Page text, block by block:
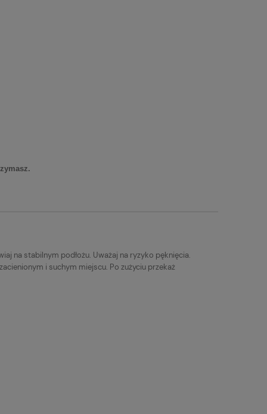
na stabilnym podłożu. Uważaj na ryzyko pęknięcia.
i suchym miejscu. Po zużyciu przekaż